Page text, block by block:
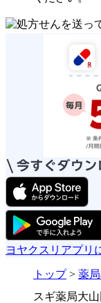
ヨヤクスリアプリ
トップ> 薬
スギ薬局大